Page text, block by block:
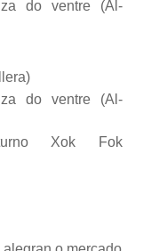
do ventre (Al-
do ventre (Al-
Xok Fok